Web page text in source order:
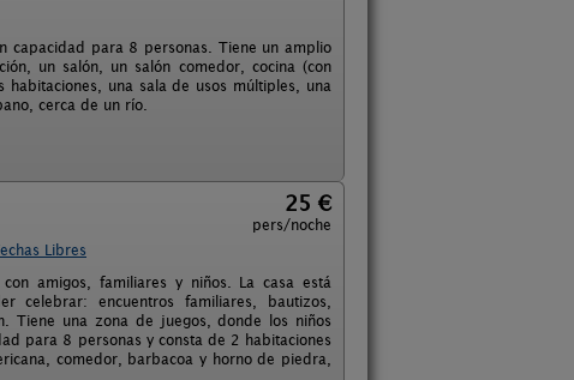
capacidad para 8 personas. Tiene un amplio
un salón, un salón comedor, cocina (con
una sala de usos múltiples, una
cerca de un río.
25 €
pers/noche
Libres
amigos, familiares y niños. La casa está
encuentros familiares, bautizos,
Tiene una zona de juegos, donde los niños
para 8 personas y consta de 2 habitaciones
comedor, barbacoa y horno de piedra,